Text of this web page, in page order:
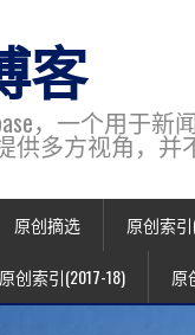
客
，一个用
多方视角，并
原创摘选 原创索
原创索引(2017-18) 原